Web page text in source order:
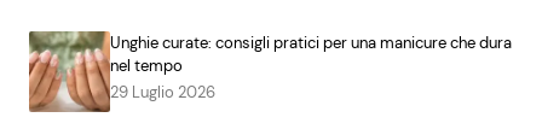
Unghie curate: consigli pratici per una manicure che dura
nel tempo
29 Luglio 2026